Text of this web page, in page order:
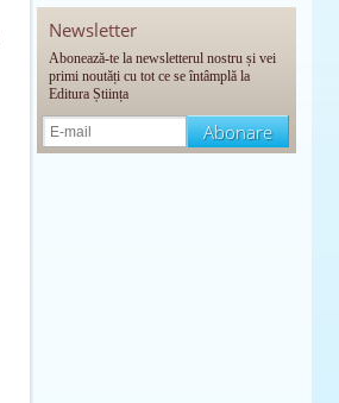
Newsletter
Abonează-te la newsletterul nostru și vei
primi noutăți cu tot ce se întâmplă la
Editura Știința